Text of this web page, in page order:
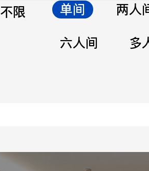
不限 单间
两人
六人间
多